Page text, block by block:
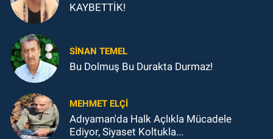
KAYBETTİK!
SINAN TEMEL
Bu Dolmuş Bu Durakta Durmaz!
MEHMET ELÇI
Adıyaman'da Halk Açlıkla Mücadele
Ediyor, Siyaset Koltukla...